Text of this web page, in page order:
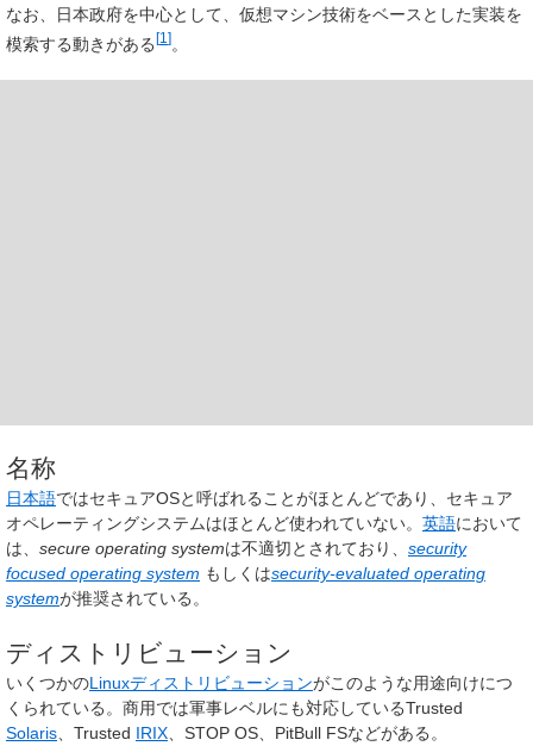
なお、日本政府を中心として、仮想マシン技術をベースとした実装を
模索する動きがある[1 ]。
名称
日本語ではセキュアOSと呼ばれることがほとんどであり、セキュア
オペレーティングシステムはほとんど使われていない。 英語において
は、 secure operating systemは不適切とされており、 security
focused operating system もしくはsecurity-evaluated operating
systemが推奨されている。
ディストリビューション
いくつかのLinuxディストリビューションがこのような用途向けにつ
くられている。商用では軍事レベルにも対応しているTrusted
Solaris 、Trusted IRIX 、STOP OS、PitBull FSなどがある。